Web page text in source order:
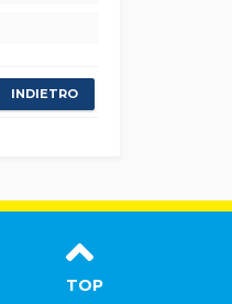
INDIETRO
TOP